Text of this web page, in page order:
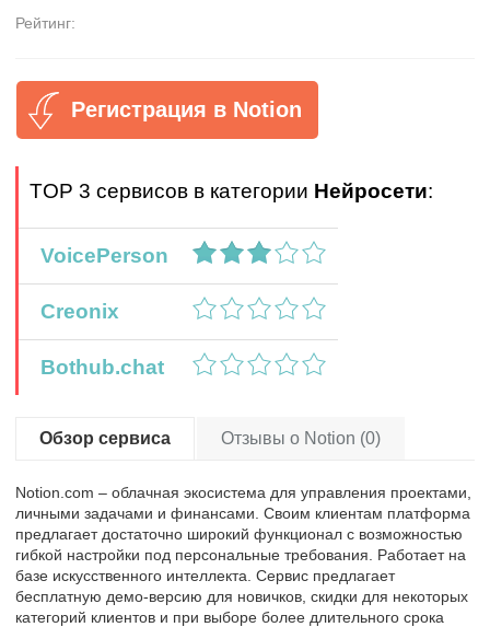
Рейтинг:
Регистрация в Notion
TOP 3 сервисов в категории Нейросети:
VoicePerson
Creonix
Bothub.chat
Обзор сервиса Отзывы о Notion (0)
Notion.com – облачная экосистема для управления проектами,
личными задачами и финансами. Своим клиентам платформа
предлагает достаточно широкий функционал с возможностью
гибкой настройки под персональные требования. Работает на
базе искусственного интеллекта. Сервис предлагает
бесплатную демо-версию для новичков, скидки для некоторых
категорий клиентов и при выборе более длительного срока